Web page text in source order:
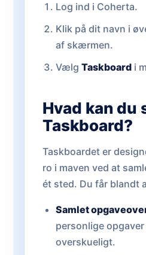
Log ind i Coherta.
Klik på dit navn i
af skærmen.
Vælg Taskboardi
Hvad kan du
Taskboard?
Taskboardet er
ro i maven ved at
ét sted. Du får blandt
Samlet
personlige
overskueligt.